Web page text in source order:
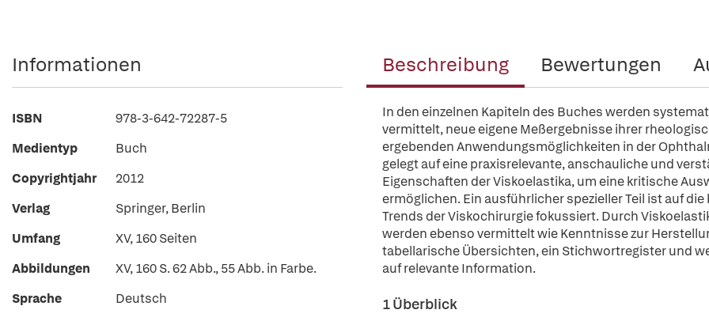
Beschreibung Bewertungen
In den einzelnen Kapiteln des Buches werden
vermittelt, neue eigene Meßergebnisse ihrer
ergebenden Anwendungsmöglichkeiten in der
gelegt auf eine praxisrelevante, anschauliche und
Eigenschaften der Viskoelastika, um eine kritische
ermöglichen. Ein ausführlicher spezieller Teil ist auf
Trends der Viskochirurgie fokussiert. Durch
werden ebenso vermittelt wie Kenntnisse zur
tabellarische Übersichten, ein Stichwortregister und
auf relevante Information.
1 Überblick
Informationen
ISBN
978-3-642-72287-5
Medientyp
Buch
Copyrightjahr
2012
Verlag
Springer, Berlin
Umfang
XV, 160 Seiten
Abbildungen
XV, 160 S. 62 Abb., 55 Abb. in Farbe.
Sprache
Deutsch